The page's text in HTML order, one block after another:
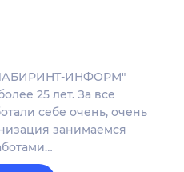
ИНФОРМ"
25 лет. За все
себе очень, очень
занимаемся